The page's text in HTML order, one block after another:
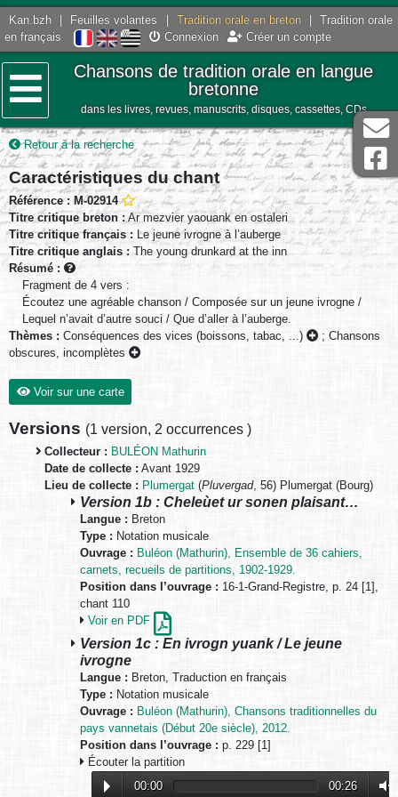
Kan.bzh Feuilles volantes Tradition orale en breton
Tradition orale
en français
Connexion Créer un compte
Menu
Chansons de tradition orale en langue
bretonne
dans les livres, revues, manuscrits, disques, cassettes, CDs
Retour à la recherche
Caractéristiques du chant
Référence : M-02914
Titre critique breton : Ar mezvier yaouank en ostaleri
Titre critique français : Le jeune ivrogne à l’auberge
Titre critique anglais : The young drunkard at the inn
Résumé :
Fragment de 4 vers :
Écoutez une agréable chanson / Composée sur un jeune ivrogne /
Lequel n’avait d’autre souci / Que d’aller à l’auberge.
Thèmes : Conséquences des vices (boissons, tabac, ...) ; Chansons
obscures, incomplètes
Voir sur une carte
Versions (1 version, 2 occurrences )
Collecteur : BULÉON Mathurin
Date de collecte : Avant 1929
Lieu de collecte : Plumergat (Pluvergad, 56) Plumergat (Bourg)
Version 1b : Cheleùet ur sonen plaisant…
Langue : Breton
Type : Notation musicale
Ouvrage : Buléon (Mathurin), Ensemble de 36 cahiers,
carnets, recueils de partitions, 1902-1929.
Position dans l’ouvrage : 16-1-Grand-Registre, p. 24 [1],
chant 110
Voir en PDF
Version 1c : En ivrogn yuank / Le jeune
ivrogne
Langue : Breton, Traduction en français
Type : Notation musicale
Ouvrage : Buléon (Mathurin), Chansons traditionnelles du
pays vannetais (Début 20e siècle), 2012.
Position dans l’ouvrage : p. 229 [1]
Écouter la partition
00:00
00:26